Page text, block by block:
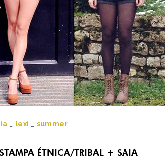
lexi _summer
ÉTNICA/TRIBAL + SAIA